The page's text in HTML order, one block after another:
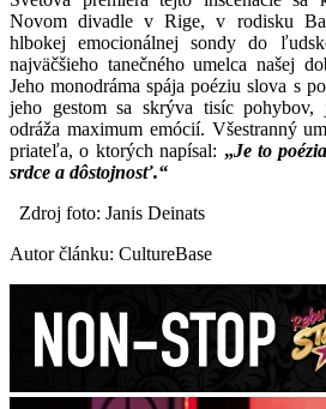
Novom divadle v Rige, v rodisku
hlbokej emocionálnej sondy do
najväčšieho tanečného umelca našej
Jeho monodráma spája poéziu slova s
jeho gestom sa skrýva tisíc pohybov,
odráža maximum emócií. Všestranný
priateľa, o ktorých napísal: „Je to
srdce a dôstojnosť.“
Zdroj foto: Janis Deinats
Autor článku: CultureBase